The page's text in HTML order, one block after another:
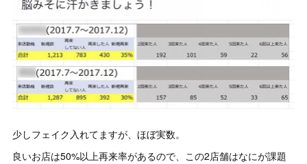
少しフェイク入れてますが、ほぼ実数。
良いお店は50%以上再来率があるので、この2店舗はなにが課題